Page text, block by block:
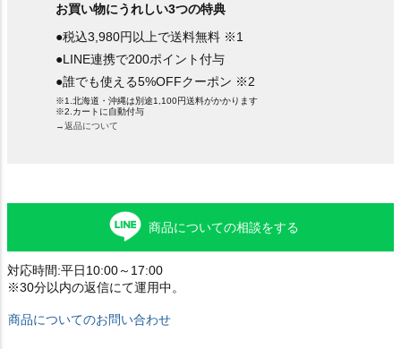
お買い物にうれしい3つの特典
●税込3,980円以上で送料無料 ※1
●LINE連携で200ポイント付与
●誰でも使える5%OFFクーポン ※2
※1.北海道・沖縄は別途1,100円送料がかかります
※2.カートに自動付与
→返品について
商品についての相談をする
対応時間:平日10:00～17:00
※30分以内の返信にて運用中。
商品についてのお問い合わせ